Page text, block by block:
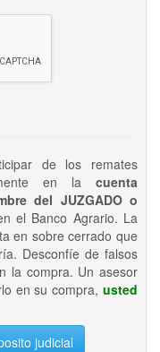
de los remates
en la cuenta
del JUZGADO o
el Banco Agrario. La
en sobre cerrado que
Desconfíe de falsos
la compra. Un asesor
en su compra, usted
judicial